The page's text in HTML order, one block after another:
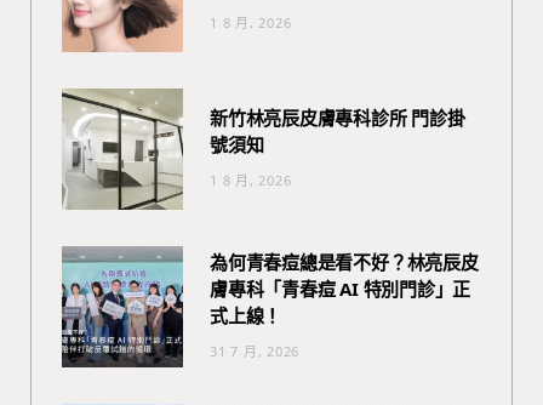
1 8 月, 2026
新竹林亮辰皮膚專科診所 門診掛
號須知
1 8 月, 2026
為何青春痘總是看不好？林亮辰皮
膚專科「青春痘 AI 特別門診」正
式上線！
31 7 月, 2026